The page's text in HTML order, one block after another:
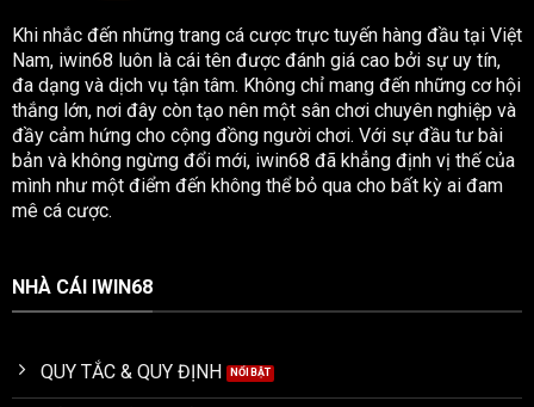
Khi nhắc đến những trang cá cược trực tuyến hàng đầu tại Việt
Nam, iwin68 luôn là cái tên được đánh giá cao bởi sự uy tín,
đa dạng và dịch vụ tận tâm. Không chỉ mang đến những cơ hội
thắng lớn, nơi đây còn tạo nên một sân chơi chuyên nghiệp và
đầy cảm hứng cho cộng đồng người chơi. Với sự đầu tư bài
bản và không ngừng đổi mới, iwin68 đã khẳng định vị thế của
mình như một điểm đến không thể bỏ qua cho bất kỳ ai đam
mê cá cược.
NHÀ CÁI IWIN68
QUY TẮC & QUY ĐỊNH